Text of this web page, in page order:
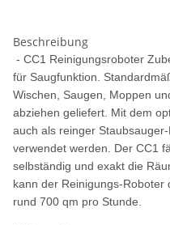
Beschreibung
- CC1 Reinigungsroboter
für Saugfunktion.
Wischen, Saugen, Moppen
abziehen geliefert. Mit dem
auch als reinger
verwendet werden. Der CC1
selbständig und exakt die
kann der Reinigungs-
rund 700 qm pro Stunde.